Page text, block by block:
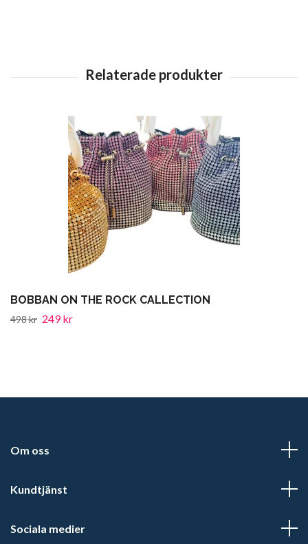
BOBBAN ON THE ROCK CALLECTION
498 kr 249 kr
Om oss
Kundtjänst
Sociala medier